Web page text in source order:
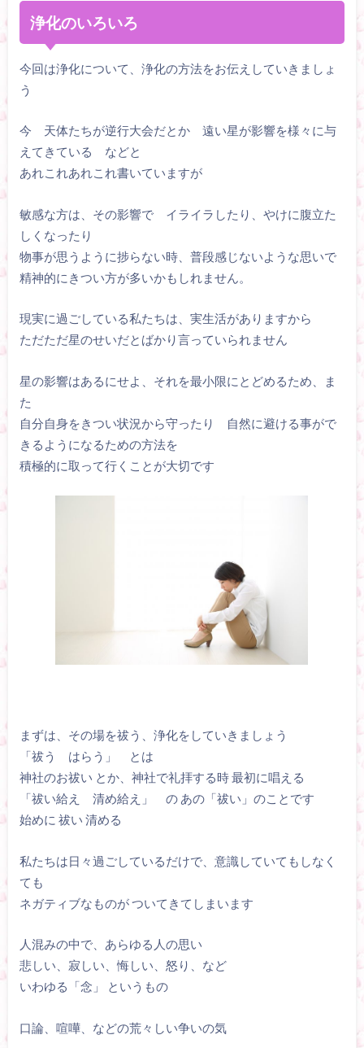
浄化のいろいろ
今回は浄化について、浄化の方法をお伝えしていきましょ
う
今 天体たちが逆行大会だとか 遠い星が影響を様々に与
えてきている などと
あれこれあれこれ書いていますが
敏感な方は、その影響で イライラしたり、やけに腹立た
しくなったり
物事が思うように捗らない時、普段感じないような思いで
精神的にきつい方が多いかもしれません。
現実に過ごしている私たちは、実生活がありますから
ただただ星のせいだとばかり言っていられません
星の影響はあるにせよ、それを最小限にとどめるため、ま
た
自分自身をきつい状況から守ったり 自然に避ける事がで
きるようになるための方法を
積極的に取って行くことが大切です
まずは、その場を祓う、浄化をしていきましょう
「祓う はらう」 とは
神社のお祓い とか、神社で礼拝する時 最初に唱える
「祓い給え 清め給え」 の あの「祓い」のことです
始めに 祓い 清める
私たちは日々過ごしているだけで、意識していてもしなく
ても
ネガティブなものが ついてきてしまいます
人混みの中で、あらゆる人の思い
悲しい、寂しい、悔しい、怒り、など
いわゆる「念」 というもの
口論、喧嘩、などの荒々しい争いの気